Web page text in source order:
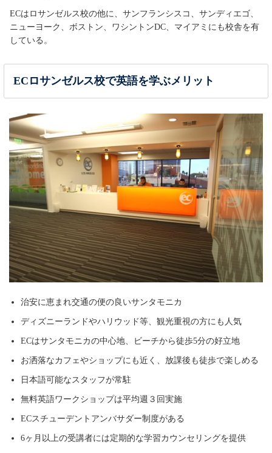
ECはロサンゼルス校の他に、サンフランシスコ、サンディエゴ、
ニューヨーク、ボストン、ワシントンDC、マイアミにも校舎を有
している。
ECロサンゼルス校で英語を学ぶメリット
治安に恵まれ交通の便の良いサンタモニカ
ディズニーランドやハリウッド等、観光重視の方にも人気
ECはサンタモニカの中心地、ビーチから徒歩5分の好立地
お洒落なカフェやショップにも近く、放課後も徒歩で楽しめる
日本語可能なスタッフが常駐
無料英語ワークショップは平均週３回実施
ECスチューデントアンバサダー制度がある
6ヶ月以上の受講者には定期的な学習カウンセリングを提供